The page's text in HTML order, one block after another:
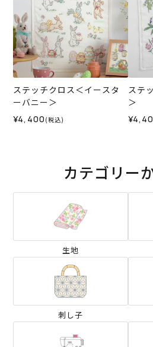
ステッチクロス＜イースタ
ーバニー＞
¥4,400 (税込)
ステ
＞
カテゴリー
生地
刺し子